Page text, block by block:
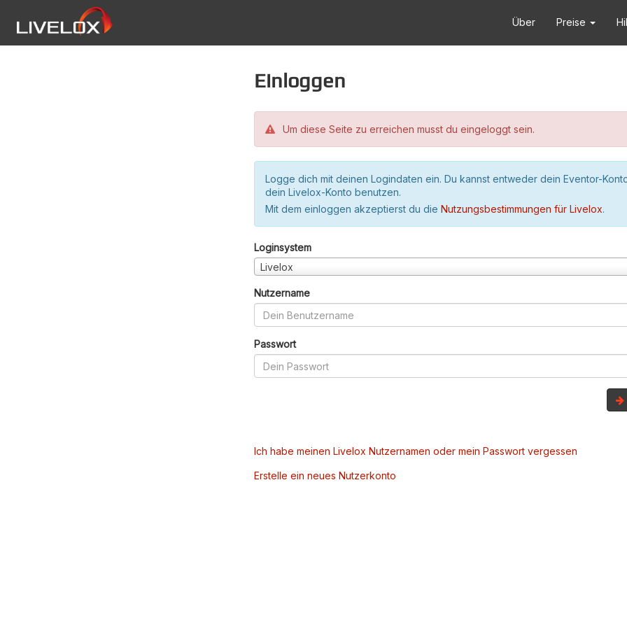
Über Preise
Einloggen
Um diese Seite zu erreichen musst du eingeloggt sein.
Logge dich mit deinen Logindaten ein. Du kannst entweder dein Eventor-
dein Livelox-Konto benutzen.
Mit dem einloggen akzeptierst du die Nutzungsbestimmungen für Livelox.
Loginsystem
Livelox
Nutzername
Passwort
Ich habe meinen Livelox Nutzernamen oder mein Passwort vergessen
Erstelle ein neues Nutzerkonto